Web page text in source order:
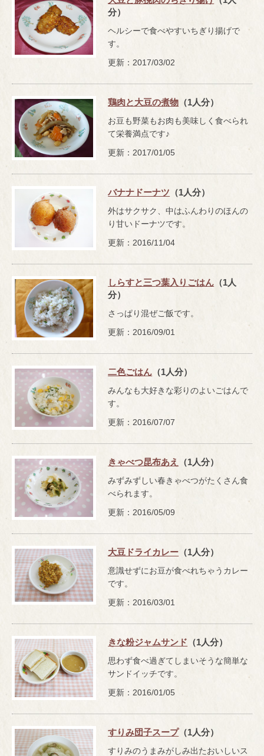
分）
ヘルシーで食べやすいちぎり揚げで
す。
更新：2017/03/02
鶏肉と大豆の煮物 （1人分）
お豆も野菜もお肉も美味しく食べられ
て栄養満点です♪
更新：2017/01/05
バナナドーナツ （1人分）
外はサクサク、中はふんわりのほんの
り甘いドーナツです。
更新：2016/11/04
しらすと三つ葉入りごはん （1人
分）
さっぱり混ぜご飯です。
更新：2016/09/01
二色ごはん （1人分）
みんなも大好きな彩りのよいごはんで
す。
更新：2016/07/07
きゃべつ昆布あえ （1人分）
みずみずしい春きゃべつがたくさん食
べられます。
更新：2016/05/09
大豆ドライカレー （1人分）
意識せずにお豆が食べれちゃうカレー
です。
更新：2016/03/01
きな粉ジャムサンド （1人分）
思わず食べ過ぎてしまいそうな簡単な
サンドイッチです。
更新：2016/01/05
すりみ団子スープ（1人分）
すりみのうまみがしみ出たおいしいス